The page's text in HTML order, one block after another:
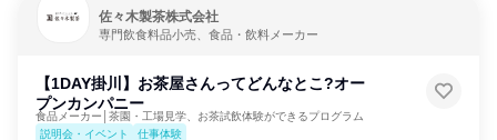
佐々木製茶株式会社
専門飲食料品小売、食品・飲料メーカー
【1DAY掛川】お茶屋さんってどんなとこ?オー
プンカンパニー
食品メーカー│茶園・工場見学、お茶試飲体験ができるプログラム
説明会・イベント
仕事体験